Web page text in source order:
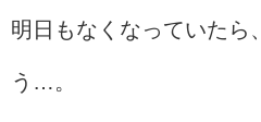
明日もなくなっていたら
う…。